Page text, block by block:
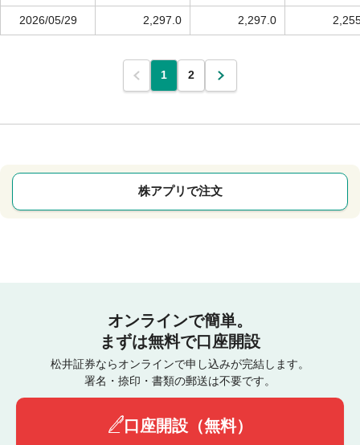
2026/05/29 2,297.0 2,297.0
1 2
株アプリで注文
オンラインで簡単。
まずは無料で口座開設
松井証券ならオンラインで申し込みが完結します。
署名・捺印・書類の郵送は不要です。
口座開設（無料）